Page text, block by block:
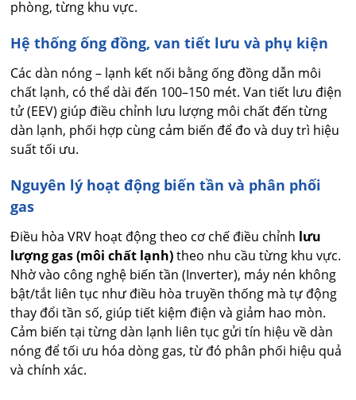
phòng, từng khu vực.
Hệ thống ống đồng, van tiết lưu và phụ kiện
Các dàn nóng – lạnh kết nối bằng ống đồng dẫn môi
chất lạnh, có thể dài đến 100–150 mét. Van tiết lưu điện
tử (EEV) giúp điều chỉnh lưu lượng môi chất đến từng
dàn lạnh, phối hợp cùng cảm biến để đo và duy trì hiệu
suất tối ưu.
Nguyên lý hoạt động biến tần và phân phối
gas
Điều hòa VRV hoạt động theo cơ chế điều chỉnh lưu
lượng gas (môi chất lạnh)theo nhu cầu từng khu vực.
Nhờ vào công nghệ biến tần (Inverter), máy nén không
bật/tắt liên tục như điều hòa truyền thống mà tự động
thay đổi tần số, giúp tiết kiệm điện và giảm hao mòn.
Cảm biến tại từng dàn lạnh liên tục gửi tín hiệu về dàn
nóng để tối ưu hóa dòng gas, từ đó phân phối hiệu quả
và chính xác.